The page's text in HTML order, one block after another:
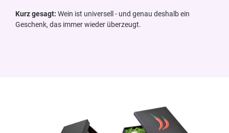
Kurz gesagt: Wein ist universell - und genau deshalb ein
Geschenk, das immer wieder überzeugt.